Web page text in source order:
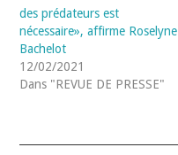
des prédateurs est
nécessaire», affirme Roselyne
Bachelot
12/02/2021
Dans "REVUE DE PRESSE"